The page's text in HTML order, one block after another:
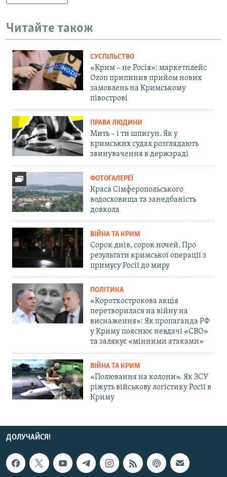
Читайте також
СУСПІЛЬСТВО
«Крим – не Росія»: маркетплейс
Ozon припинив прийом нових
замовлень на Кримському
півострові
ПРАВА ЛЮДИНИ
Мить – і ти шпигун. Як у
кримських судах розглядають
звинувачення в держзраді
ФОТОГАЛЕРЕЇ
Краса Сімферопольського
водосховища та занедбаність
довкола
ВІЙНА ТА КРИМ
Сорок днів, сорок ночей. Про
результати кримської операції з
примусу Росії до миру
ПОЛІТИКА
«Короткострокова акція
перетворилася на війну на
виснаження»: Як пропаганда РФ
у Криму пояснює невдачі «СВО»
та залякує «мінними атаками»
ВІЙНА ТА КРИМ
«Полювання на колони». Як ЗСУ
ріжуть військову логістику Росії в
Криму
ДОЛУЧАЙСЯ!